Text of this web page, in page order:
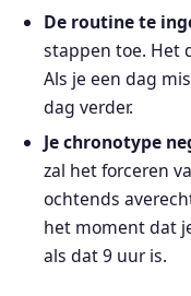
De routine te
stappen toe. Het
Als je een dag
dag verder.
Je chronotype
zal het forceren
ochtends
het moment dat
als dat 9 uur is.